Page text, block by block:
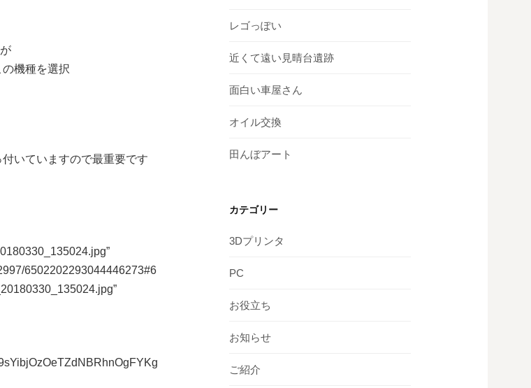
機種を選択
いていますので最重要です
6502202293044446273#6
レゴっぽい
近くて遠い見晴台遺跡
面白い車屋さん
オイル交換
田んぼアート
カテゴリー
3Dプリンタ
PC
お役立ち
お知らせ
ご紹介